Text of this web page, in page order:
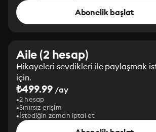
Abonelik başlat
Aile (2 hesap)
Hikayeleri sevdikleri ile paylaşmak
için.
₺499.99 /ay
2 hesap
Sınırsız erişim
İstediğin zaman iptal et